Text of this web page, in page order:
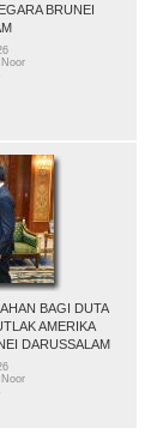
BRUNEI
BAGI DUTA
AMERIKA
DARUSSALAM